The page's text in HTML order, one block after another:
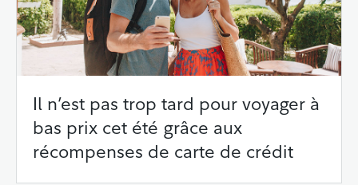
Il n’est pas trop tard pour voyager à
bas prix cet été grâce aux
récompenses de carte de crédit